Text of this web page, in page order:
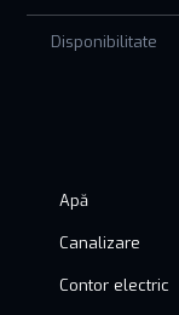
Disponibilitate
Apă
Canalizare
Contor electric